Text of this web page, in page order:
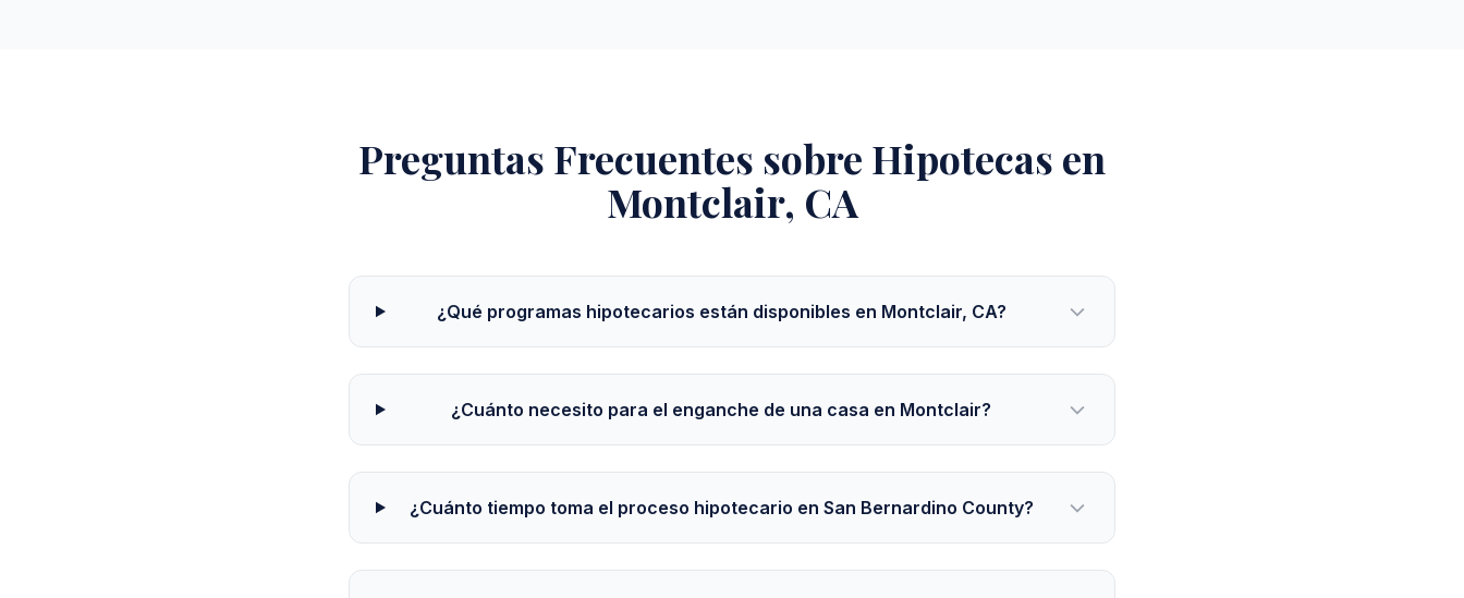
Preguntas Frecuentes sobre Hipotecas en
Montclair, CA
¿Qué programas hipotecarios están disponibles en Montclair, CA?
¿Cuánto necesito para el enganche de una casa en Montclair?
¿Cuánto tiempo toma el proceso hipotecario en San Bernardino County?